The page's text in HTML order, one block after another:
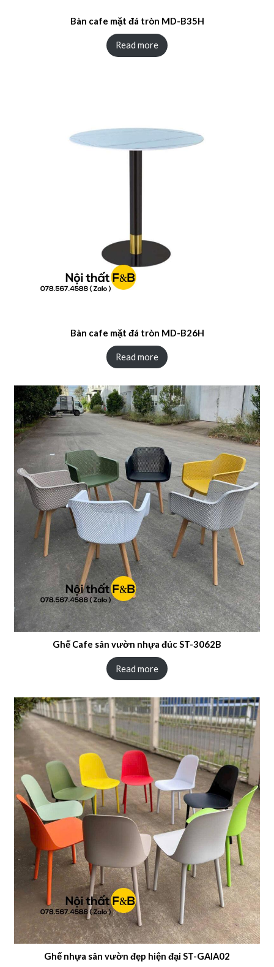
Bàn cafe mặt đá tròn MD-B35H
Read more
Bàn cafe mặt đá tròn MD-B26H
Read more
Ghế Cafe sân vườn nhựa đúc ST-3062B
Read more
Ghế nhựa sân vườn đẹp hiện đại ST-GAIA02